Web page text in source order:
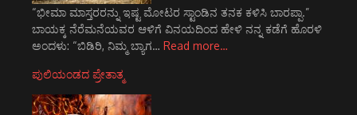
“ಭೀಮಾ ಮಾಸ್ತರರನ್ನು ಇಷ್ಟ ಮೋಟರ ಸ್ಟಾಂಡಿನ ತನಕ ಕಳಿಸಿ ಬಾರಪ್ಪಾ.”
ಬಾಯಕ್ಕ ನೆರೆಮನೆಯವರ ಆಳಿಗೆ ವಿನಯದಿಂದ ಹೇಳಿ ನನ್ನ ಕಡೆಗೆ ಹೊರಳಿ
ಅಂದಳು: “ಬಿಡಿರಿ, ನಿಮ್ಮ ಬ್ಯಾಗ… Read more…
ಪುಲಿಯಂಡದ ಪ್ರೇತಾತ್ಮ